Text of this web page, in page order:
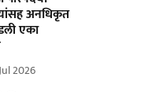
अनधिकृत
एका
2026